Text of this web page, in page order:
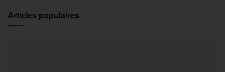
Articles populaires